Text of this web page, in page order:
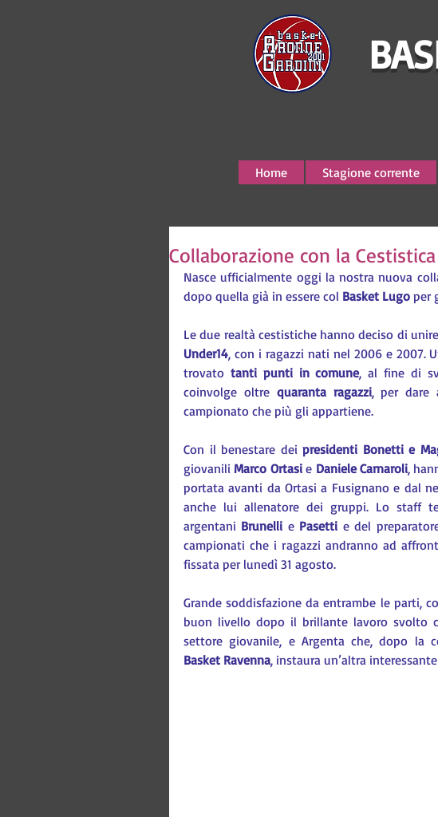
Home Stagione corrente
Collaborazione con la
Nasce ufficialmente oggi la nostra nuova
dopo quella già in essere col Basket Lugo per
Le due realtà cestistiche hanno deciso di
Under14, con i ragazzi nati nel 2006 e 2007.
trovato tanti punti in comune, al fine di
coinvolge oltre quaranta ragazzi, per dare
campionato che più gli appartiene.
Con il benestare dei presidenti Bonetti e
giovanili Marco Ortasi e Daniele Carnaroli,
portata avanti da Ortasi a Fusignano e dal
anche lui allenatore dei gruppi. Lo staff
argentani Brunelli e Pasetti e del
campionati che i ragazzi andranno ad
fissata per lunedì 31 agosto.
Grande soddisfazione da entrambe le parti,
buon livello dopo il brillante lavoro svolto
settore giovanile, e Argenta che, dopo la
Basket Ravenna, instaura un’altra